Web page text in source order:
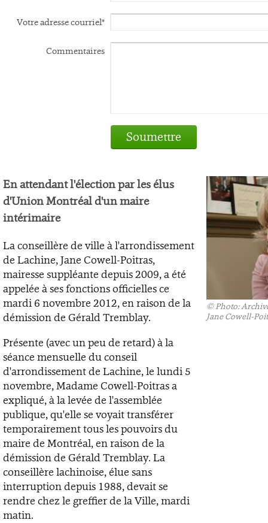
Votre adresse courriel*
Commentaires
Soumettre
En attendant l'élection par les élus
d'Union Montréal d'un maire
intérimaire
©Photo:
Jane Cowell-
La conseillère de ville à l'arrondissement
de Lachine, Jane Cowell-Poitras,
mairesse suppléante depuis 2009, a été
appelée à ses fonctions officielles ce
mardi 6 novembre 2012, en raison de la
démission de Gérald Tremblay.
Présente (avec un peu de retard) à la
séance mensuelle du conseil
d'arrondissement de Lachine, le lundi 5
novembre, Madame Cowell-Poitras a
expliqué, à la levée de l'assemblée
publique, qu'elle se voyait transférer
temporairement tous les pouvoirs du
maire de Montréal, en raison de la
démission de Gérald Tremblay. La
conseillère lachinoise, élue sans
interruption depuis 1988, devait se
rendre chez le greffier de la Ville, mardi
matin.